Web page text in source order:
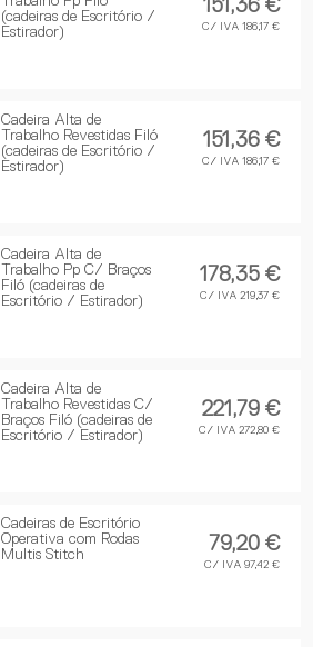
(cadeiras de Escritório /
Estirador)
151,36 €
C/ IVA 186,17 €
Cadeira Alta de
Trabalho Revestidas Filó
(cadeiras de Escritório /
Estirador)
151,36 €
C/ IVA 186,17 €
Cadeira Alta de
Trabalho Pp C/ Braços
Filó (cadeiras de
Escritório / Estirador)
178,35 €
C/ IVA 219,37 €
Cadeira Alta de
Trabalho Revestidas C/
Braços Filó (cadeiras de
Escritório / Estirador)
221,79 €
C/ IVA 272,80 €
Cadeiras de Escritório
Operativa com Rodas
Multis Stitch
79,20 €
C/ IVA 97,42 €